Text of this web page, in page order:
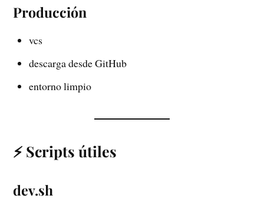
Producción
vcs
descarga desde GitHub
entorno limpio
⚡ Scripts útiles
dev.sh